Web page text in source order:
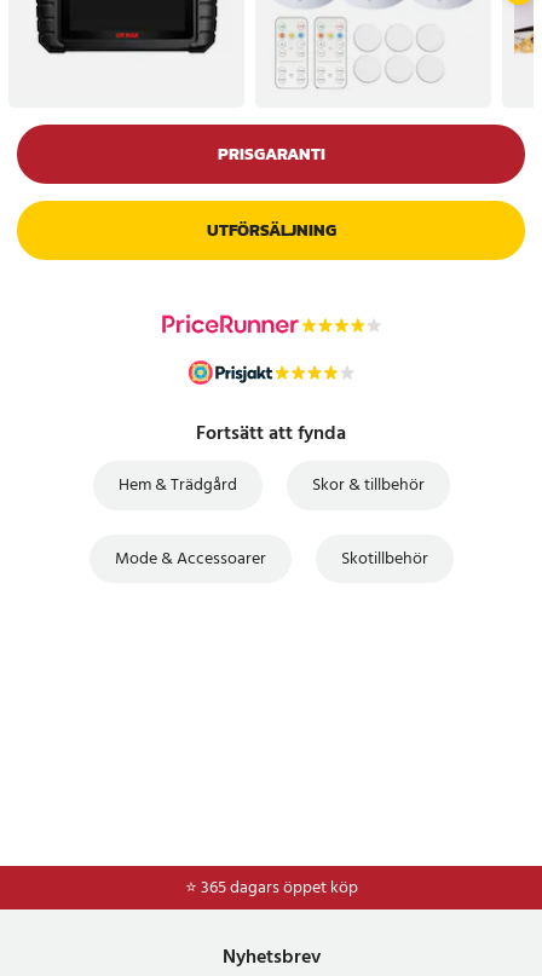
PRISGARANTI
UTFÖRSÄLJNING
Fortsätt att fynda
Hem & Trädgård Skor & tillbehör
Mode & Accessoarer Skotillbehör
⭐ 365 dagars öppet köp
⭐Frakt 49kr *
Nyhetsbrev